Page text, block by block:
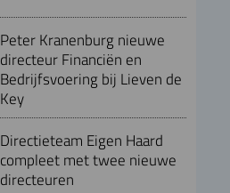
Peter Kranenburg nieuwe
directeur Financiën en
Bedrijfsvoering bij Lieven de
Key
Directieteam Eigen Haard
compleet met twee nieuwe
directeuren